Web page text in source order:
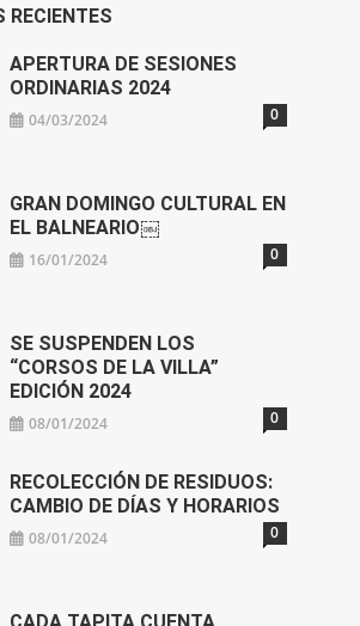
RECIENTES
APERTURA DE SESIONES
ORDINARIAS 2024
04/03/2024 0
GRAN DOMINGO CULTURAL EN
EL BALNEARIO￼
16/01/2024 0
SE SUSPENDEN LOS
“CORSOS DE LA VILLA”
EDICIÓN 2024
08/01/2024 0
RECOLECCIÓN DE RESIDUOS:
CAMBIO DE DÍAS Y HORARIOS
08/01/2024 0